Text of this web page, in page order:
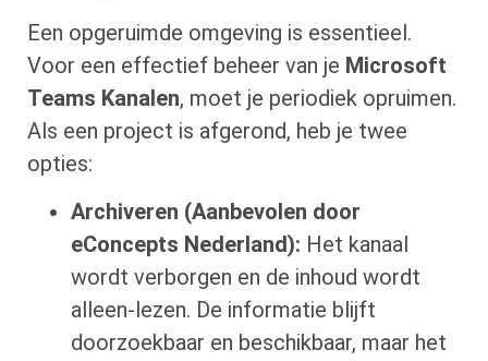
Een opgeruimde omgeving is essentieel.
Voor een effectief beheer van je Microsoft
Teams Kanalen, moet je periodiek opruimen.
Als een project is afgerond, heb je twee
opties:
Archiveren (Aanbevolen door
eConcepts Nederland): Het kanaal
wordt verborgen en de inhoud wordt
alleen-lezen. De informatie blijft
doorzoekbaar en beschikbaar, maar het